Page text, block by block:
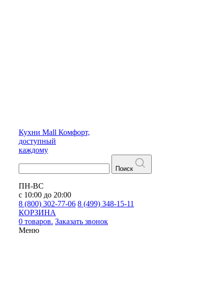
Кухни Mall Комфорт,
доступный
каждому
Поиск
ПН-ВС
с 10:00 до 20:00
8 (800) 302-77-06 8 (499) 348-15-11
КОРЗИНА
0 товаров. Заказать звонок
Меню